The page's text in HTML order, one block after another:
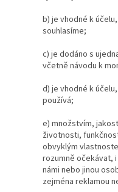
b) je vhodné k
souhlasíme;
c) je dodáno s
včetně návodu k
d) je vhodné k
používá;
e) množstvím,
životnosti,
obvyklým
rozumně očekávat,
námi nebo jinou
zejména reklamou